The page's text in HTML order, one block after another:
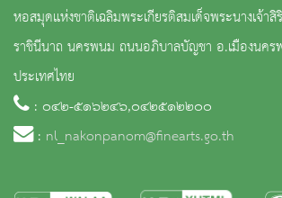
หอสมุดแห่งชาติเฉลิมพระเกียรติสมเด็จพระนางเจ้า
ราชินีนาถ นครพนม ถนนอภิบาลบัญชา อ.เมืองนค
ประเทศไทย
: ๐๔๒-๕๑๖๒๔๖,๐๔๒๕๑๒๒๐๐
: nl_nakonpanom@finearts.go.th